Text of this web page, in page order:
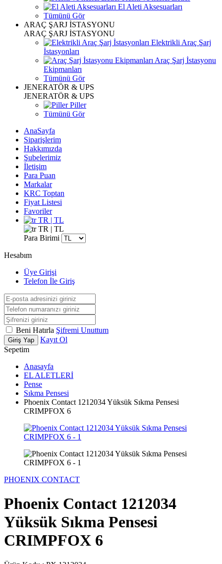
El Aleti Aksesuarları
Tümünü Gör
ARAÇ ŞARJ İSTASYONU
ARAÇ ŞARJ İSTASYONU
Elektrikli Araç Şarj
İstasyonları
Araç Şarj İstasyonu
Ekipmanları
Tümünü Gör
JENERATÖR & UPS
JENERATÖR & UPS
Piller
Tümünü Gör
AnaSayfa
Siparişlerim
Hakkımızda
Şubelerimiz
İletişim
Para Puan
Markalar
KRC Toptan
Fiyat Listesi
Favoriler
TR | TL
TR | TL
Para Birimi
Hesabım
Üye Girişi
Telefon İle Giriş
Beni Hatırla Şifremi Unuttum
Giriş Yap
Kayıt Ol
Sepetim
Anasayfa
EL ALETLERİ
Pense
Sıkma Pensesi
Phoenix Contact 1212034 Yüksük Sıkma Pensesi
CRIMPFOX 6
PHOENIX CONTACT
Phoenix Contact 1212034
Yüksük Sıkma Pensesi
CRIMPFOX 6